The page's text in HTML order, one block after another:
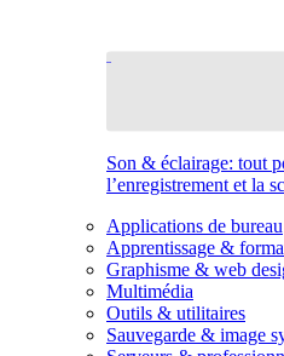
Son & éclairage: tout
l’enregistrement et la
Applications de bureau
Apprentissage &
Graphisme & web
Multimédia
Outils & utilitaires
Sauvegarde & image